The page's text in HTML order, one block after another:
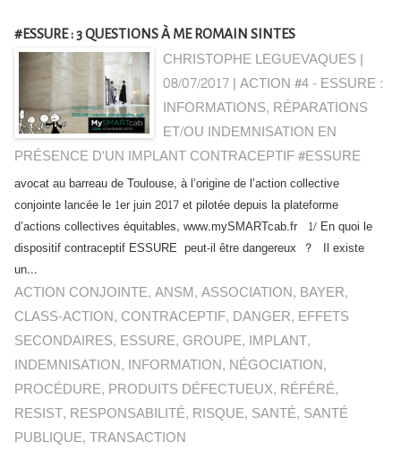
#ESSURE : 3 QUESTIONS À ME ROMAIN SINTES
CHRISTOPHE LEGUEVAQUES |
08/07/2017|ACTION #4 - ESSURE :
INFORMATIONS, RÉPARATIONS
ET/OU INDEMNISATION EN
PRÉSENCE D'UN IMPLANT CONTRACEPTIF #ESSURE
avocat au barreau de Toulouse, à l’origine de l’action collective
conjointe lancée le 1er juin 2017 et pilotée depuis la plateforme
d’actions collectives équitables, www.mySMARTcab.fr 1/ En quoi le
dispositif contraceptif ESSURE peut-il être dangereux ? Il existe
un...
ACTION CONJOINTE,ANSM,ASSOCIATION, BAYER,
CLASS-ACTION, CONTRACEPTIF, DANGER, EFFETS
SECONDAIRES, ESSURE, GROUPE, IMPLANT,
INDEMNISATION, INFORMATION, NÉGOCIATION,
PROCÉDURE, PRODUITS DÉFECTUEUX, RÉFÉRÉ,
RESIST, RESPONSABILITÉ, RISQUE, SANTÉ, SANTÉ
PUBLIQUE,TRANSACTION